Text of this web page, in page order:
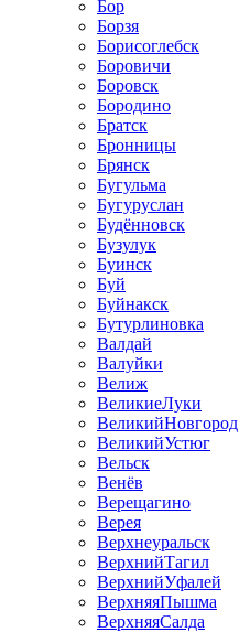
Бор
Борзя
Борисоглебск
Боровичи
Боровск
Бородино
Братск
Бронницы
Брянск
Бугульма
Бугуруслан
Будённовск
Бузулук
Буинск
Буй
Буйнакск
Бутурлиновка
Валдай
Валуйки
Велиж
ВеликиеЛуки
ВеликийНовгород
ВеликийУстюг
Вельск
Венёв
Верещагино
Верея
Верхнеуральск
ВерхнийТагил
ВерхнийУфалей
ВерхняяПышма
ВерхняяСалда